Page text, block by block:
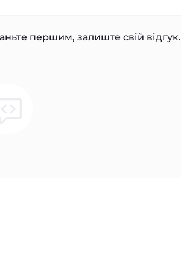
першим, залиште свій відгук.